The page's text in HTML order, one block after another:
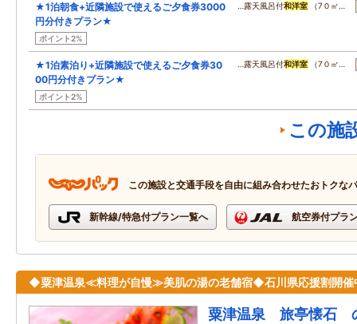
★1泊朝食+近隣施設で使えるご夕食券3000
円分付きプラン★
ポイント2%
…露天風呂付和洋室 （7０㎡…
★1泊素泊り+近隣施設で使えるご夕食券30
00円分付きプラン★
ポイント2%
…露天風呂付和洋室 （7０㎡…
この施
この施設と交通手段を自由に組み合わせたおトクな
新幹線/特急付プラン一覧へ 航空券付プラ
◆粟津温泉≪料理が自慢≫美肌の湯の老舗宿◆石川県応援割開催
粟津温泉 旅亭懐石